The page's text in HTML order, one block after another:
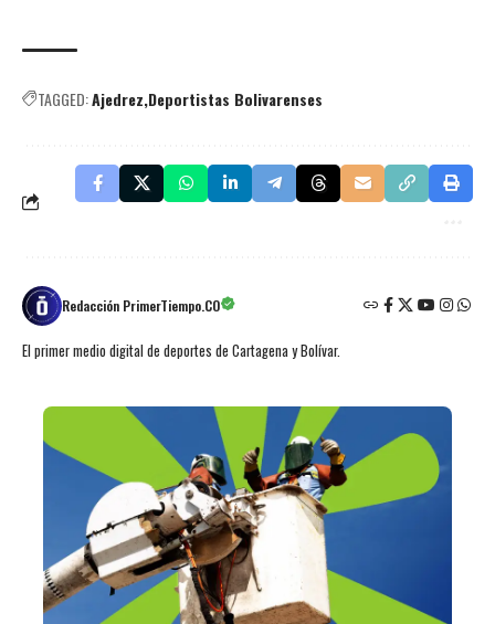
TAGGED:Ajedrez Deportistas Bolivarenses
Redacción PrimerTiempo.CO
El primer medio digital de deportes de Cartagena y Bolívar.